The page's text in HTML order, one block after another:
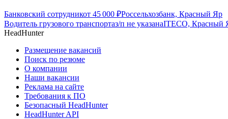
Банковский сотрудникот 45 000 ₽Россельхозбанк, Красный Яр
Водитель грузового транспортаз/п не указанаITECO, Красный
HeadHunter
Размещение вакансий
Поиск по резюме
О компании
Наши вакансии
Реклама на сайте
Требования к ПО
Безопасный HeadHunter
HeadHunter API